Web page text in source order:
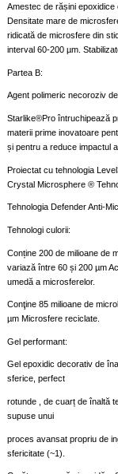
Amestec de rășini epoxidice
Densitate mare de
ridicată de microsfere din
interval 60-200 µm.
Partea B:
Agent polimeric necoroziv
Starlike®Pro întruchipează
materii prime inovatoare
și pentru a reduce impactul
Proiectat cu tehnologia
Crystal Microsphere ®
Tehnologia Defender Anti-
Tehnologi culorii:
Conține 200 de milioane de
variază între 60 și 200 µm
umedă a microsferelor.
Conţine 85 milioane de
µm Microsfere reciclate.
Gel performant:
Gel epoxidic decorativ de
sferice, perfect
rotunde , de cuarț de înaltă
supuse unui
proces avansat propriu de
sfericitate (~1).